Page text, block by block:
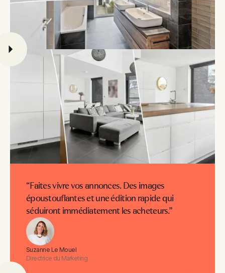
“Faites vivre vos annonces. Des images
époustouflantes et une édition rapide qui
séduiront immédiatement les acheteurs.”
Suzanne Le Mouel
Directrice du Marketing